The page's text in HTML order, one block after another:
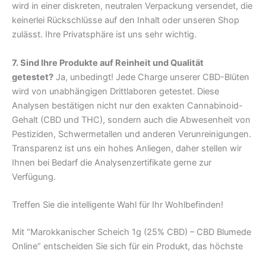
wird in einer diskreten, neutralen Verpackung versendet, die
keinerlei Rückschlüsse auf den Inhalt oder unseren Shop
zulässt. Ihre Privatsphäre ist uns sehr wichtig.
7. Sind Ihre Produkte auf Reinheit und Qualität
getestet? Ja, unbedingt! Jede Charge unserer CBD-Blüten
wird von unabhängigen Drittlaboren getestet. Diese
Analysen bestätigen nicht nur den exakten Cannabinoid-
Gehalt (CBD und THC), sondern auch die Abwesenheit von
Pestiziden, Schwermetallen und anderen Verunreinigungen.
Transparenz ist uns ein hohes Anliegen, daher stellen wir
Ihnen bei Bedarf die Analysenzertifikate gerne zur
Verfügung.
Treffen Sie die intelligente Wahl für Ihr Wohlbefinden!
Mit “Marokkanischer Scheich 1g (25% CBD) – CBD Blumede
Online” entscheiden Sie sich für ein Produkt, das höchste